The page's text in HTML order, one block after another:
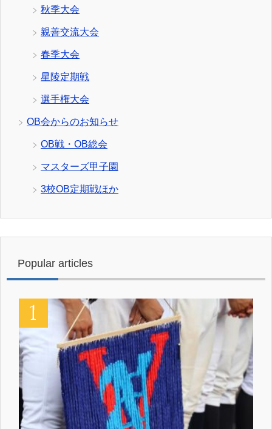
秋季大会
親善交流大会
春季大会
星陵定期戦
選手権大会
OB会からのお知らせ
OB戦・OB総会
マスターズ甲子園
3校OB定期戦ほか
Popular articles